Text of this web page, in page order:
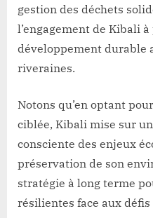
gestion des déchets
l’engagement de Kibali
développement durable
riveraines.
Notons qu’en optant
ciblée, Kibali mise sur
consciente des enjeux
préservation de son
stratégie à long terme
résilientes face aux